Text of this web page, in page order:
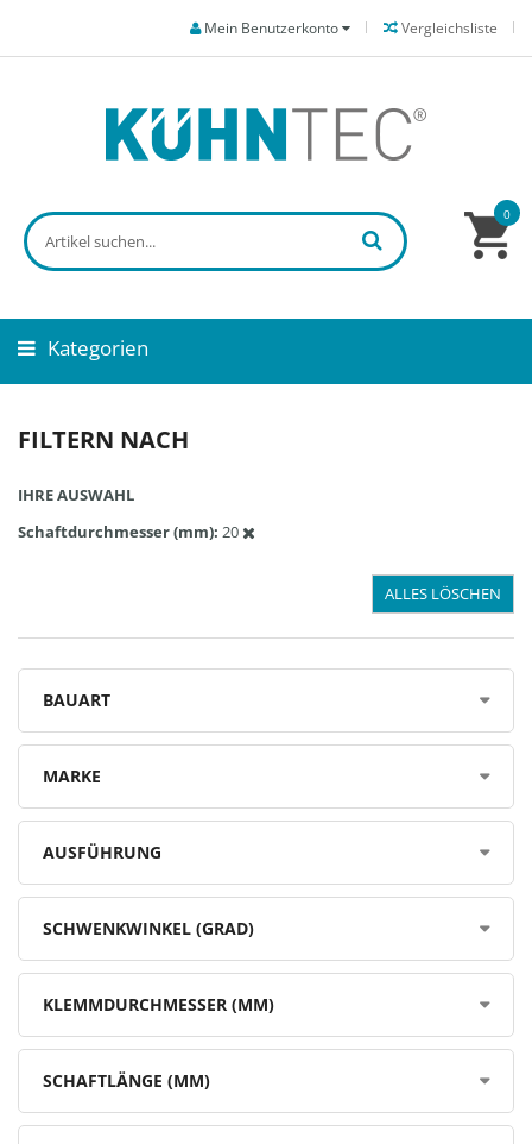
Vergleichsliste
Mein Benutzerkonto
0
Kategorien
FILTERN NACH
IHRE AUSWAHL
Schaftdurchmesser (mm) 20
ALLES LÖSCHEN
BAUART
MARKE
AUSFÜHRUNG
SCHWENKWINKEL (GRAD)
KLEMMDURCHMESSER (MM)
SCHAFTLÄNGE (MM)